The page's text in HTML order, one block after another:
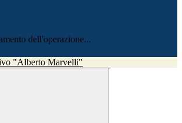
dell'operazione...